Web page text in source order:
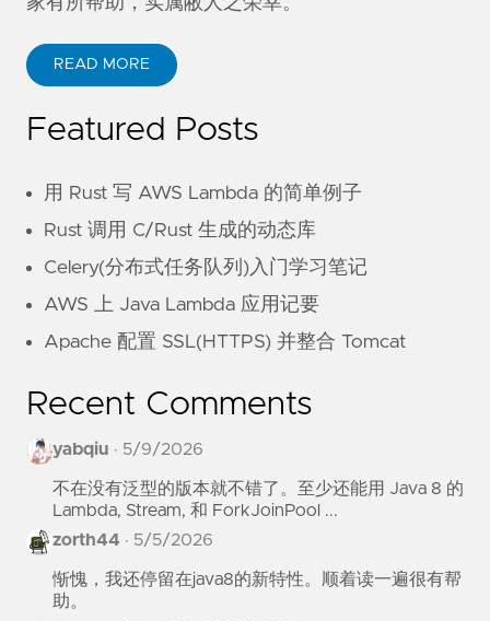
READ MORE
Featured Posts
用 Rust 写 AWS Lambda 的简单例子
Rust 调用 C/Rust 生成的动态库
Celery(分布式任务队列)入门学习笔记
AWS 上 Java Lambda 应用记要
Apache 配置 SSL(HTTPS) 并整合 Tomcat
Recent Comments
yabqiu · 5/9/2026
不在没有泛型的版本就不错了。至少还能用 Java 8 的
Lambda, Stream, 和 ForkJoinPool ...
zorth44 · 5/5/2026
惭愧，我还停留在java8的新特性。顺着读一遍很有帮
助。